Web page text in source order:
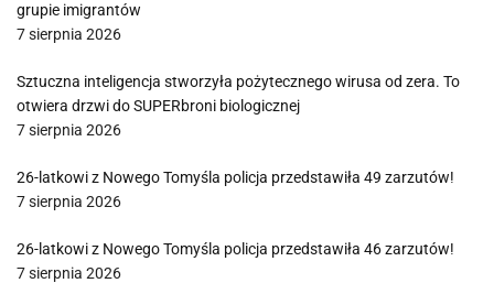
grupie imigrantów
7 sierpnia 2026
Sztuczna inteligencja stworzyła pożytecznego wirusa od zera. To
otwiera drzwi do SUPERbroni biologicznej
7 sierpnia 2026
26-latkowi z Nowego Tomyśla policja przedstawiła 49 zarzutów!
7 sierpnia 2026
26-latkowi z Nowego Tomyśla policja przedstawiła 46 zarzutów!
7 sierpnia 2026